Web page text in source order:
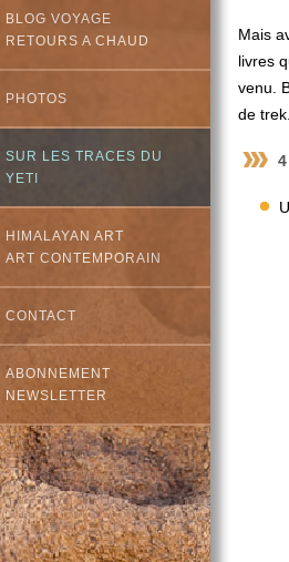
BLOG VOYAGE
RETOURS A CHAUD
PHOTOS
SUR LES TRACES DU
YETI
HIMALAYAN ART
ART CONTEMPORAIN
CONTACT
ABONNEMENT
NEWSLETTER
Mais
livres
venu.
de